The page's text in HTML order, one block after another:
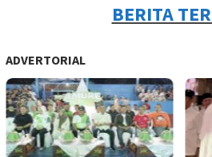
BERITA
ADVERTORIAL